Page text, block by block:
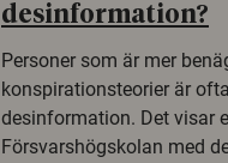
desinformation?
Personer som är mer
konspirationsteorier är
desinformation. Det visar
Försvarshögskolan med